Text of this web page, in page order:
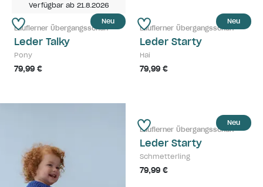
Verfügbar ab 21.8.2026
Neu
Lauflerner Übergangsschuh
Leder Talky
Pony
79,99 €
Neu
Lauflerner Übergangsschuh
Leder Starty
Hai
79,99 €
Neu
Lauflerner Übergangsschuh
Leder Starty
Schmetterling
79,99 €